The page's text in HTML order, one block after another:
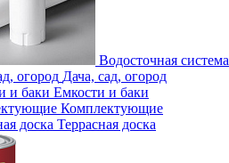
Водосточная система
Дача, сад, огород
Емкости и баки
Комплектующие
Террасная доска